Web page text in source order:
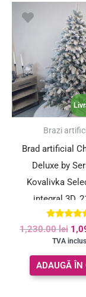
Brazi
Brad artificial
Deluxe by
Kovalivka
integral 3D,
Evaluat
5.00
din 5
1,230.00lei
a
TVA inclus
ADAUGĂ ÎN